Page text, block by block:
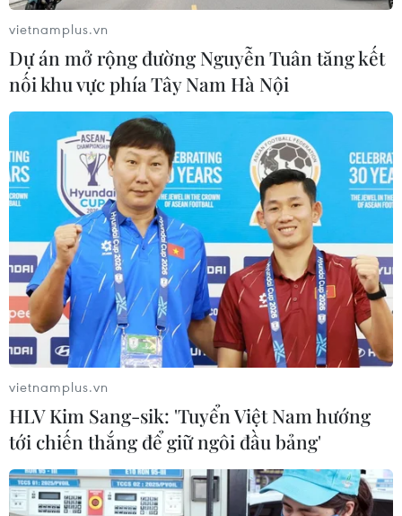
#Biển Đông
#Thiết bị quân sự
#Đảo nhân tạo
Mỹ
Trung Quốc
Theo dõi VietnamPlus
TIN LIÊN QUAN
vietnamplus.vn
Dự án mở rộng đường Nguyễn Tuân tăng kết
nối khu vực phía Tây Nam Hà Nội
vietnamplus.vn
HLV Kim Sang-sik: 'Tuyển Việt Nam hướng
tới chiến thắng để giữ ngôi đầu bảng'